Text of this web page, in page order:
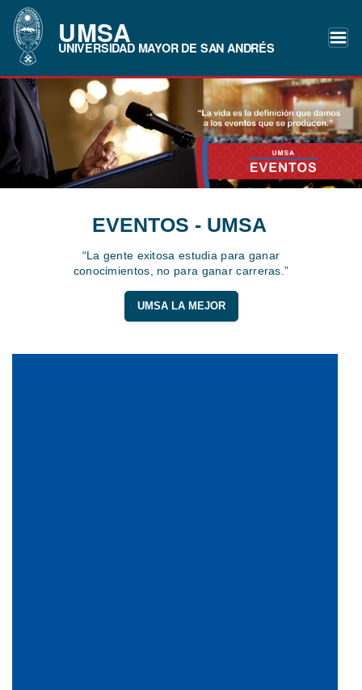
UMSA
UNIVERSIDAD MAYOR DE SAN ANDRÉS
EVENTOS - UMSA
“La gente exitosa estudia para ganar
conocimientos, no para ganar carreras.”
UMSA LA MEJOR